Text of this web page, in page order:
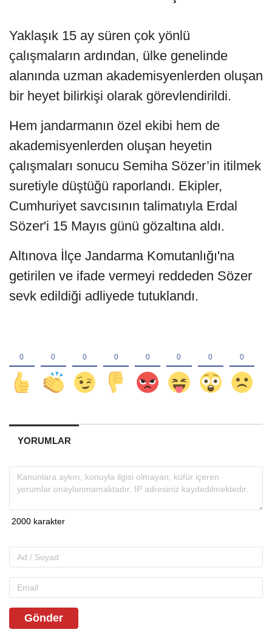
Yaklaşık 15 ay süren çok yönlü
çalışmaların ardından, ülke genelinde
alanında uzman akademisyenlerden oluşan
bir heyet bilirkişi olarak görevlendirildi.
Hem jandarmanın özel ekibi hem de
akademisyenlerden oluşan heyetin
çalışmaları sonucu Semiha Sözer’in itilmek
suretiyle düştüğü raporlandı. Ekipler,
Cumhuriyet savcısının talimatıyla Erdal
Sözer'i 15 Mayıs günü gözaltına aldı.
Altınova İlçe Jandarma Komutanlığı'na
getirilen ve ifade vermeyi reddeden Sözer
sevk edildiği adliyede tutuklandı.
YORUMLAR
Gönder